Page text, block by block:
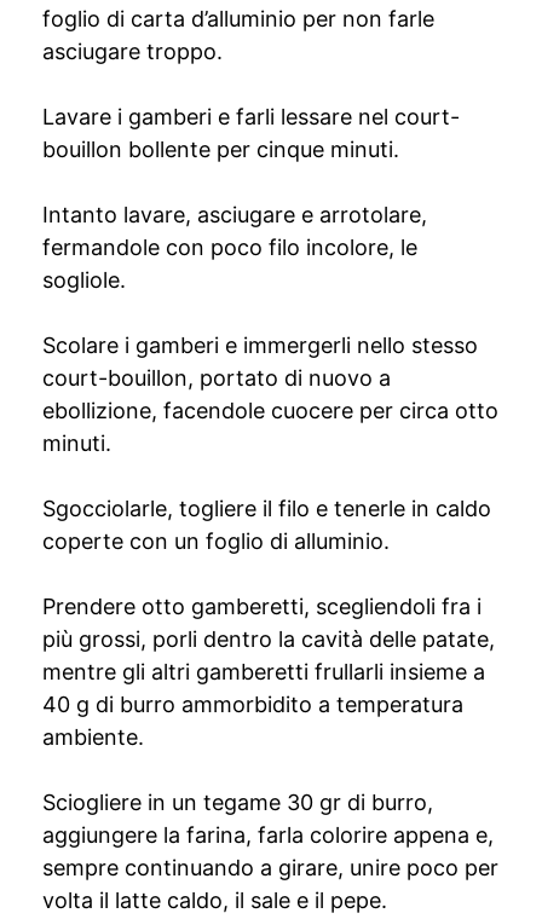
foglio di carta d’alluminio per non farle
asciugare troppo.
Lavare i gamberi e farli lessare nel court-
bouillon bollente per cinque minuti.
Intanto lavare, asciugare e arrotolare,
fermandole con poco filo incolore, le
sogliole.
Scolare i gamberi e immergerli nello stesso
court-bouillon, portato di nuovo a
ebollizione, facendole cuocere per circa otto
minuti.
Sgocciolarle, togliere il filo e tenerle in caldo
coperte con un foglio di alluminio.
Prendere otto gamberetti, scegliendoli fra i
più grossi, porli dentro la cavità delle patate,
mentre gli altri gamberetti frullarli insieme a
40 g di burro ammorbidito a temperatura
ambiente.
Sciogliere in un tegame 30 gr di burro,
aggiungere la farina, farla colorire appena e,
sempre continuando a girare, unire poco per
volta il latte caldo, il sale e il pepe.